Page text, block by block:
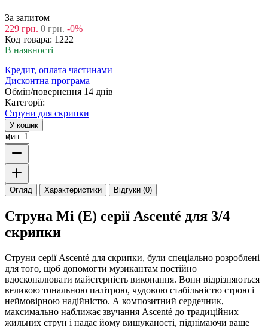
За запитом
229 грн. 0 грн. -0%
Код товара: 1222
В наявності
Кредит, оплата частинами
Дисконтна програма
Обмін/повернення 14 днів
Категорії:
Струни для скрипки
У кошик
мин. 1
Огляд Характеристики Відгуки (0)
Струна Мі (E) серії Ascenté для 3/4
скрипки
Струни серії Ascenté для скрипки, були спеціально розроблені
для того, щоб допомогти музикантам постійно
вдосконалювати майстерність виконання. Вони відрізняються
великою тональною палітрою, чудовою стабільністю строю і
неймовірною надійністю. А композитний сердечник,
максимально наближає звучання Ascenté до традиційних
жильних струн і надає йому вишуканості, піднімаючи ваше